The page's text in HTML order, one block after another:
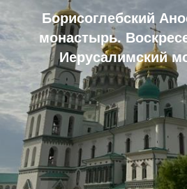
Борисоглебский
монастырь.
Иерусалимский